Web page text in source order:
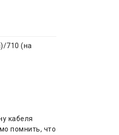
710 (на
кабеля
помнить, что